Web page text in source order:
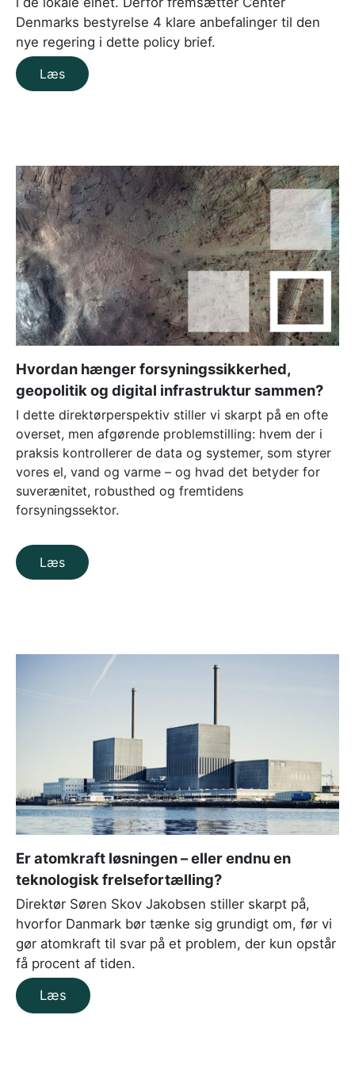
Denmarks bestyrelse 4 klare anbefalinger til den
nye regering i dette policy brief.
Læs
Hvordan hænger forsyningssikkerhed,
geopolitik og digital infrastruktur sammen?
I dette direktørperspektiv stiller vi skarpt på en ofte
overset, men afgørende problemstilling: hvem der i
praksis kontrollerer de data og systemer, som styrer
vores el, vand og varme – og hvad det betyder for
suverænitet, robusthed og fremtidens
forsyningssektor.
Læs
Er atomkraft løsningen – eller endnu en
teknologisk frelsefortælling?
Direktør Søren Skov Jakobsen stiller skarpt på,
hvorfor Danmark bør tænke sig grundigt om, før vi
gør atomkraft til svar på et problem, der kun opstår
få procent af tiden.
Læs